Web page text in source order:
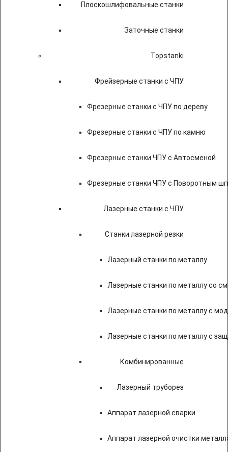
Плоскошлифовальные станки
Заточные станки
Topstanki
Фрейзерные станки с ЧПУ
Фрезерные станки с ЧПУ по дереву
Фрезерные станки с ЧПУ по камню
Фрезерные станки ЧПУ с Автосменой
Фрезерные станки ЧПУ с Поворотным
Лазерные станки с ЧПУ
Станки лазерной резки
Лазерный станки по металлу
Лазерные станки по металлу со
Лазерные станки по металлу с
Лазерные станки по металлу с
Комбинированные
Лазерный труборез
Аппарат лазерной сварки
Аппарат лазерной очистки